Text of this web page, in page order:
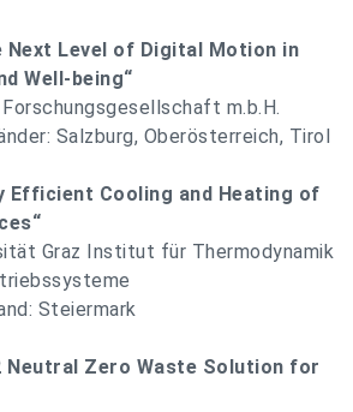
Next Level of Digital Motion in
Well-being“
m.b.H.
Salzburg, Oberösterreich, Tirol
Efficient Cooling and Heating of
Graz Institut für Thermodynamik
Steiermark
Neutral Zero Waste Solution for